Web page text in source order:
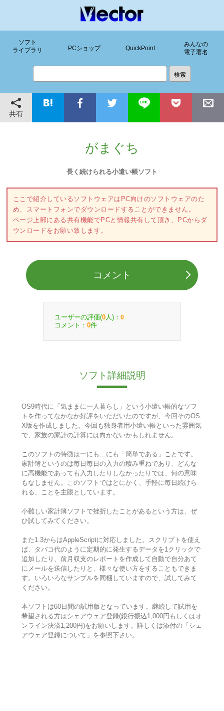
ソフト
ライブラリ
PCショップ QuickPoint
みんなの
電子署名
共有
がまぐち
長く続けられる小遣い帳ソフト
ここで紹介しているソフトウェアはPC向けのソフトウェアのた
め、スマートフォンでダウンロードすることができません。
ページ上部にある共有機能でPCと情報共有して頂き、PCからダ
ウンロードをお願い致します。
コメント
ユーザーの評価(0 人)： 0
コメント： 0件
ソフト詳細説明
OS9時代に「気ままに一人暮らし」という小遣い帳的なソフ
トを作ってなかなか好評をいただいたのですが、今回そのOS
X版を作成しました。今回も独身者用小遣い帳といった雰囲気
で、家族の家計の計算には向かないかもしれません。
このソフトの特徴は一にも二にも「簡単である」ことです。
家計簿というのは毎日毎日の入力の積み重ねであり、どんな
に高機能であっても入力したりしなかったりでは、何の意味
もなしません。このソフトではとにかく、手軽に毎日続けら
れる、ことを主眼としています。
小難しい家計簿ソフトで挫折したことがあるという方は、ぜ
ひ試してみてください。
また1.3からはAppleScriptに対応しました。スクリプトを使え
ば、タバコ代のように定期的に発生するデータを1クリックで
追加したり、前月収支のレポートを作成して自動で自分あて
にメールを送信したりと、様々な使い方をすることもできま
す。いろいろなサンプルを同梱していますので、試してみて
ください。
本ソフトは60日間の試用版となっています。継続して試用を
希望される方はシェアウェア登録(銀行振込1,000円もしくはオ
ンライン決済1,200円)をお願いします。詳しくは添付の「シェ
アウェア登録について」を参照下さい。